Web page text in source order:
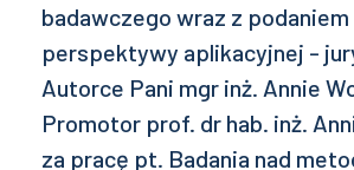
badawczego wraz z podaniem
perspektywy aplikacyjnej -
Autorce Pani mgr inż. Annie
Promotor prof. dr hab. inż.
za pracę pt. Badania nad